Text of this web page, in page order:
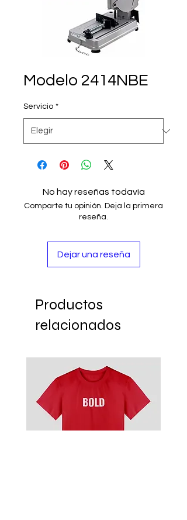
Modelo 2414NBE
Servicio *
No hay reseñas todavía
Comparte tu opinión. Deja la primera
reseña.
Dejar una reseña
Productos
relacionados